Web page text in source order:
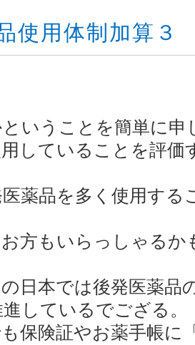
使用体制加算３
いうことを簡単に申
していることを評価
薬品を多く使用する
方もいらっしゃるか
日本では後発医薬品
しているでござる。
保険証やお薬手帳に